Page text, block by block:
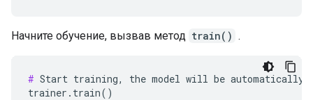
Начните обучение, вызвав метод train() .
# Start training, the model will be automatically
trainer.train()